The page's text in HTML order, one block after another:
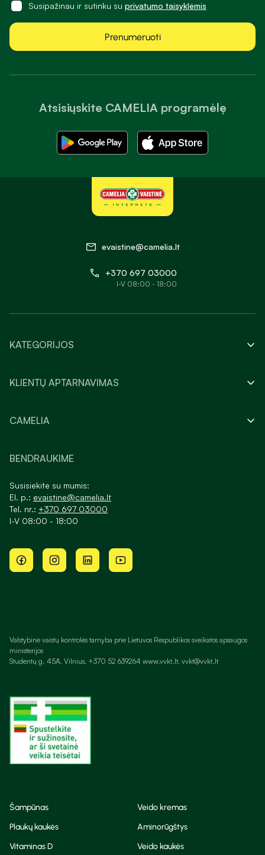
Atsisiųskite CAMELIA programėlę
Susipažinau ir sutinku su privatumo taisyklėmis
Prenumeruoti
evaistine@camelia.lt
+370 697 03000
I-V 08:00 - 18:00
KATEGORIJOS
KLIENTŲ APTARNAVIMAS
CAMELIA
BENDRAUKIME
Susisiekite su mumis:
El. p.: evaistine@camelia.lt
Tel. nr.: +370 697 03000
I-V 08:00 - 18:00
Valstybinė vaistų kontrolės tarnyba prie Lietuvos Respublikos sveikatos apsaugos
ministerijos
Studentų g. 45A, Vilnius, +370 52 639264 www.vvkt.lt, vvkt@vvkt.lt
Šampūnas
Veido kremas
Plaukų kaukės
Aminorūgštys
Vitaminas D
Veido kaukės